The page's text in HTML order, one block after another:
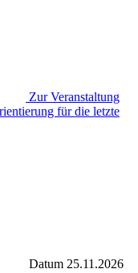
Zur Veranstaltung
für die letzte
Datum 25.11.2026